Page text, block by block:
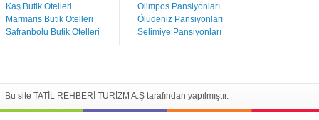
Kaş Butik Otelleri
Marmaris Butik Otelleri
Safranbolu Butik Otelleri
Olimpos Pansiyonları
Ölüdeniz Pansiyonları
Selimiye Pansiyonları
Bu site TATİL REHBERİ TURİZM A.Ş tarafından yapılmıştır.